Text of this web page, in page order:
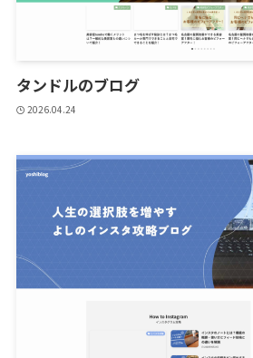
タンドルのブログ
2026.04.24